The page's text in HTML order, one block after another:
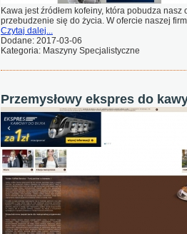
Kawa jest źródłem kofeiny, która pobudza
przebudzenie się do życia. W ofercie naszej
Czytaj dalej...
Dodane: 2017-03-06
Kategoria: Maszyny Specjalistyczne
Przemysłowy ekspres do